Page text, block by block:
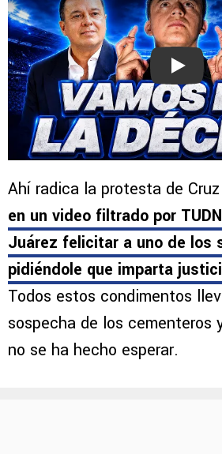
Play
Ahí radica la protesta de
en un video filtrado por
Juárez felicitar a uno de los
pidiéndole que imparta
Todos estos condimentos
sospecha de los cementeros
no se ha hecho esperar.